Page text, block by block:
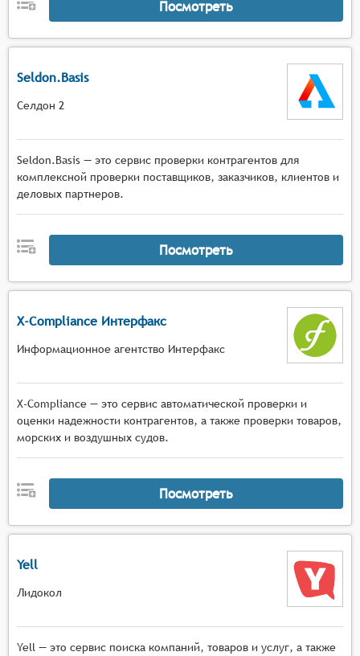
Посмотреть
Seldon.Basis
Селдон 2
Seldon.Basis — это сервис проверки контрагентов для
комплексной проверки поставщиков, заказчиков, клиентов и
деловых партнеров.
Посмотреть
X-Compliance Интерфакс
Информационное агентство Интерфакс
X-Compliance — это сервис автоматической проверки и
оценки надежности контрагентов, а также проверки товаров,
морских и воздушных судов.
Посмотреть
Yell
Лидокол
Yell — это сервис поиска компаний, товаров и услуг, а также